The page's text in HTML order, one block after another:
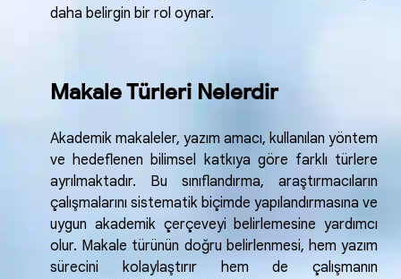
daha belirgin bir rol oynar.
Makale Türleri Nelerdir
Akademik makaleler, yazım amacı, kullanılan yöntem
ve hedeflenen bilimsel katkıya göre farklı türlere
ayrılmaktadır. Bu sınıflandırma, araştırmacıların
çalışmalarını sistematik biçimde yapılandırmasına ve
uygun akademik çerçeveyi belirlemesine yardımcı
olur. Makale türünün doğru belirlenmesi, hem yazım
sürecini kolaylaştırır hem de çalışmanın